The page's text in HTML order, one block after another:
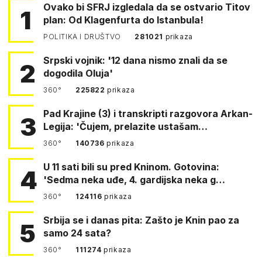
1
Ovako bi SFRJ izgledala da se ostvario Titov
plan: Od Klagenfurta do Istanbula!
POLITIKA I DRUŠTVO 281021 prikaza
2
Srpski vojnik: '12 dana nismo znali da se
dogodila Oluja'
360° 225822prikaza
3
Pad Krajine (3) i transkripti razgovora Arkan-
Legija: 'Čujem, prelazite ustašam…
360° 140736prikaza
4 U 11 sati bili su pred Kninom. Gotovina:
'Sedma neka uđe, 4. gardijska neka g…
360° 124116prikaza
5
Srbija se i danas pita: Zašto je Knin pao za
samo 24 sata?
360° 111274prikaza